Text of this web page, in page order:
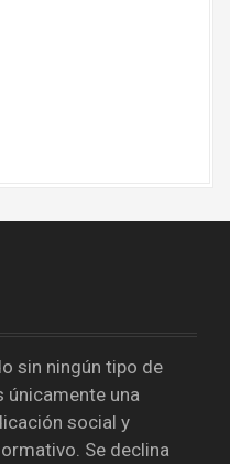
sin ningún tipo de
únicamente una
social y
Se declina